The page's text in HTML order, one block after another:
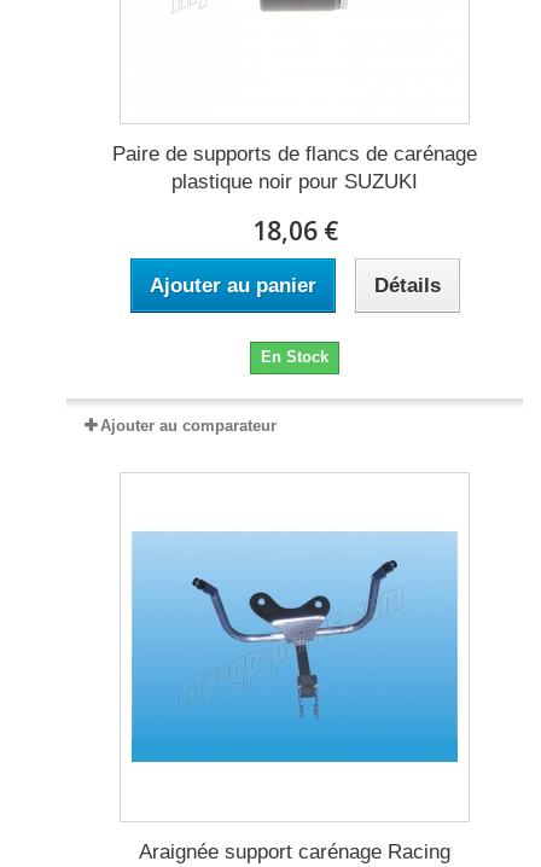
Paire de supports de flancs de carénage
plastique noir pour SUZUKI
18,06 €
Ajouter au panier Détails
En Stock
Ajouter au comparateur
Araignée support carénage Racing